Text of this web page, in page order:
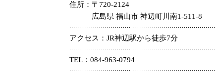
住所
〒720-2124
広島県 福山市 神辺町川南1-511-8
アクセス JR神辺駅から徒歩7分
TEL 084-963-0794